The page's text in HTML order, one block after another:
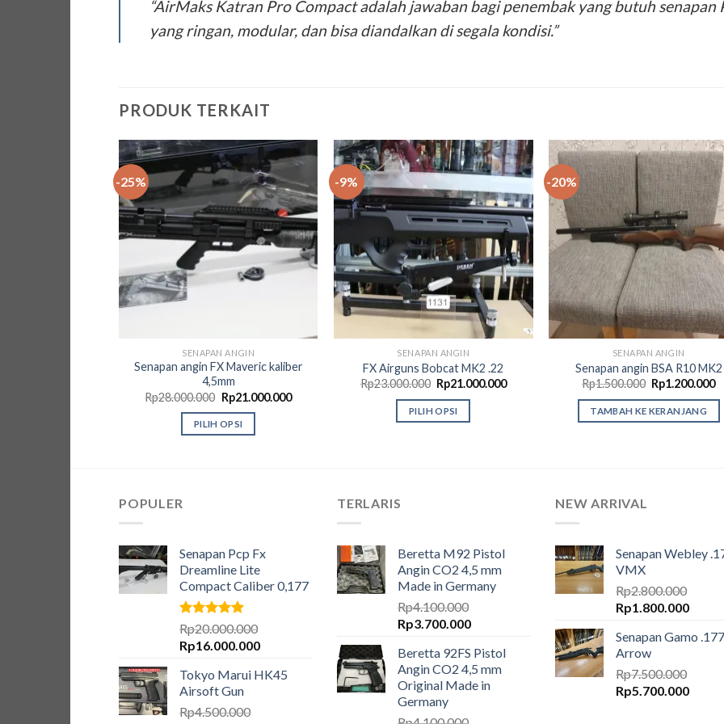
“AirMaks Katran Pro Compact adalah jawaban bagi penembak yang butuh
yang ringan, modular, dan bisa diandalkan di segala kondisi.”
PRODUK TERKAIT
-25%
Add to
wishlist
SENAPAN ANGIN
Senapan angin FX Maveric kaliber
4,5mm
Rp28.000.000 Harga
aslinya
adalah:
Rp28.000.000.
Rp21.000.000Harga
PILIH OPSI
ini
dapat
diambil
di
halaman
produk
-9%
Add to
wishlist
SENAPAN ANGIN
FX Airguns Bobcat MK2 .22
Rp23.000.000 Harga
aslinya
adalah:
Rp23.000.000.
Rp21.000.000Harga
PILIH OPSI
dapat
diambil
halaman
-20%
SENAPAN ANGIN
Senapan angin BSA R10 MK2
Rp1.500.000 Harga
aslinya
adalah:
Rp1.500.000.
Rp1.200.000
TAMBAH KE KERANJANG
POPULER
Senapan Pcp Fx
Dreamline Lite
Compact Caliber 0,177
Dinilai5.00
dari 5
Rp20.000.000
Harga
adalah:
Rp20.000.000.
Rp16.000.000Harga
ini
Tokyo Marui HK45
Airsoft Gun
Rp4.500.000
TERLARIS
Beretta M92 Pistol
Angin CO2 4,5 mm
Made in Germany
Rp4.100.000
Harga
adalah:
Rp4.100.000.
Rp3.700.000Harga
ini
adalah:
Rp3.700.000.
Beretta 92FS Pistol
Angin CO2 4,5 mm
Original Made in
Germany
NEW ARRIVAL
Senapan Webley
VMX
Rp2.800.000
Harga
adalah:
Rp2.800.000.
Rp1.800.000Harga
ini
Senapan Gamo .177
Arrow
Rp7.500.000
Harga
Rp5.700.000Harga